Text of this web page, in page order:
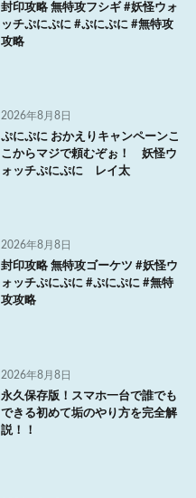
封印攻略 無特攻フシギ #妖怪ウォ
ッチぷにぷに #ぷにぷに #無特攻
攻略
2026年8月8日
ぷにぷに おかえりキャンペーンこ
こからマジで頼むぞぉ！ 妖怪ウ
ォッチぷにぷに レイ太
2026年8月8日
封印攻略 無特攻ゴーケツ #妖怪ウ
ォッチぷにぷに #ぷにぷに #無特
攻攻略
2026年8月8日
永久保存版！スマホ一台で誰でも
できる初めて垢のやり方を完全解
説！！